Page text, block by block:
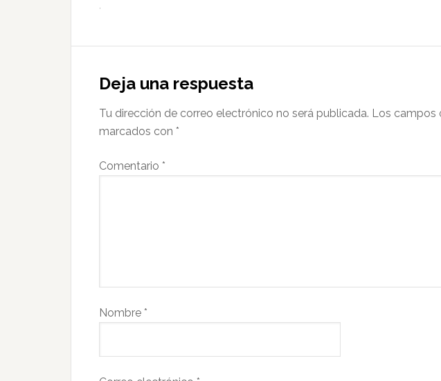
,
Deja una respuesta
Tu dirección de correo electrónico no será publicada. Los campos
marcados con *
Comentario *
Nombre *